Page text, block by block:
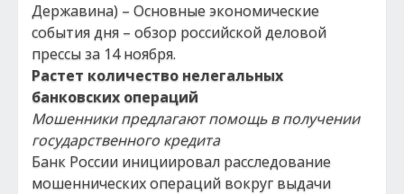
Державина) – Основные экономические
события дня – обзор российской деловой
прессы за 14 ноября.
Растет количество нелегальных
банковских операций
Мошенники предлагают помощь в получении
государственного кредита
Банк России инициировал расследование
мошеннических операций вокруг выдачи